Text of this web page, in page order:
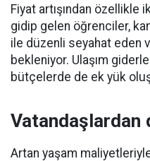
Fiyat artışından özellikle
gidip gelen öğrenciler,
ile düzenli seyahat eden
bekleniyor. Ulaşım
bütçelerde de ek yük
Vatandaşlardan
Artan yaşam